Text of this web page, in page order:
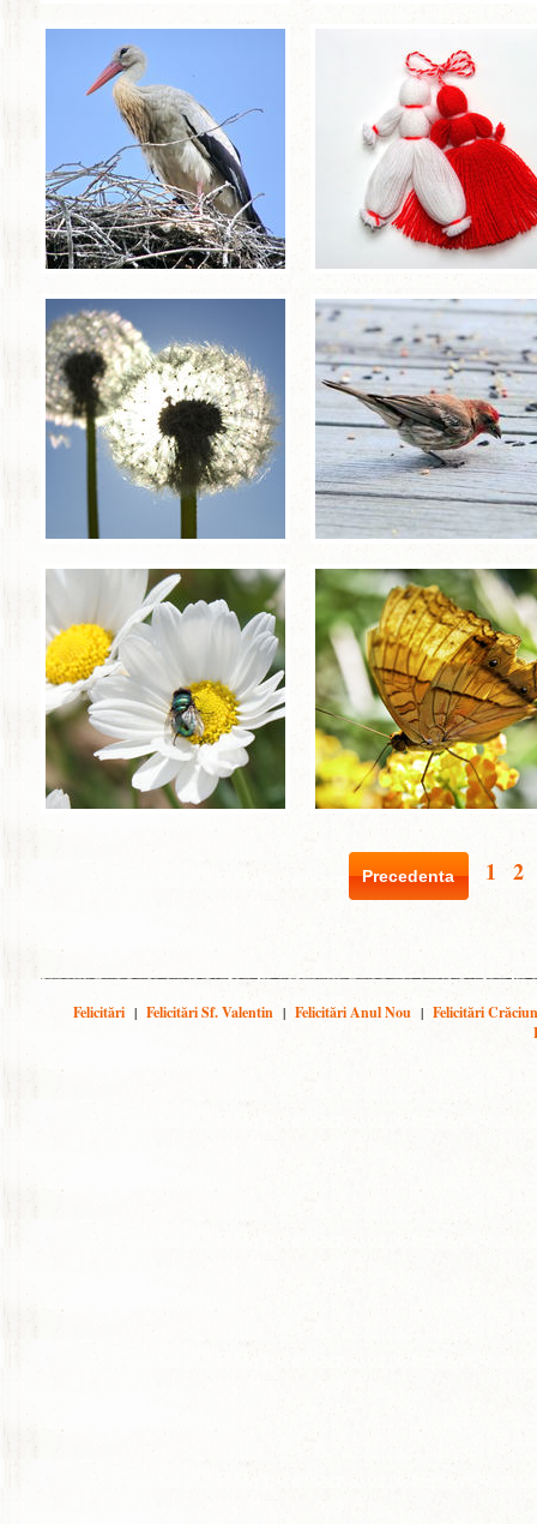
Precedenta 1 2
Felicitări | Felicitări Sf. Valentin | Felicitări Anul Nou | Felicitări